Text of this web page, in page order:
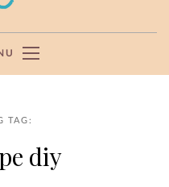
TAG:
diy